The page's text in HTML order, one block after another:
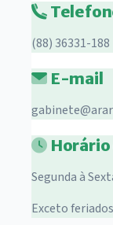
(88) 36331-188
E-mail
Segunda à
Exceto